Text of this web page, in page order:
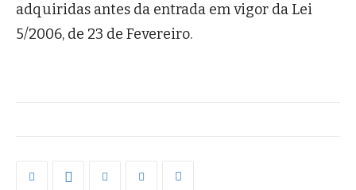
adquiridas antes da entrada em vigor da Lei
5/2006, de 23 de Fevereiro.